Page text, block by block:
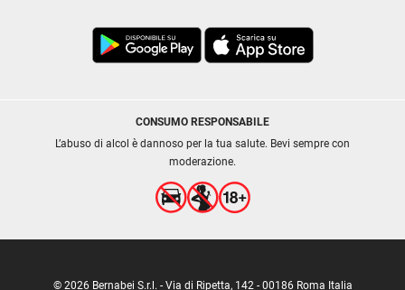
CONSUMO RESPONSABILE
L’abuso di alcol è dannoso per la tua salute. Bevi sempre con
moderazione.
© 2026 Bernabei S.r.l. - Via di Ripetta, 142 - 00186 Roma Italia